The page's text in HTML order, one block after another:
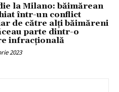
la Milano: băimărean
într-un conflict
de către alți băimăreni
parte dintr-o
infracțională
2023